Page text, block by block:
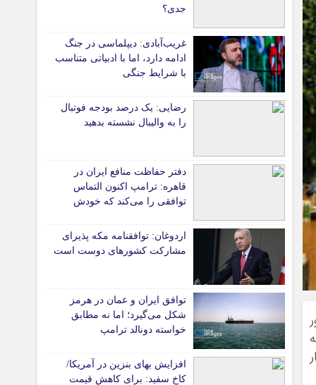
بهداشت و درمان
سبک زندگی
حوادث، انتظامی
شهری و رفاهی
شهرداری و شورای شهر
*ماناسپهر
یادداشت روز
اطلاعیه
پیام تبریک ماناسپهر
پیوندهای سایت
جدی؟
غریب‌آبادی: دیپلماسی در جنگ
ادامه دارد، اما با ادبیاتی متناسب
با شرایط جنگی
رضایی: یک درصد بودجه فوتبال
را به والیبال نشسته بدهید
دفتر حفاظت منافع ایران در
قاهره: ترامپ اکنون التماس
توافقی را می‌کند که خودش
اردوغان: توافقنامه مکه پذیرای
مشارکت کشورهای دوست است
توافق ایران و عمان در هرمز
شکل می‌گیرد؛ اما نه مطابق
خواسته دونالد ترامپ
افزایش بهای بنزین در آمریکا/
کاخ سفید: برای کاهش قیمت